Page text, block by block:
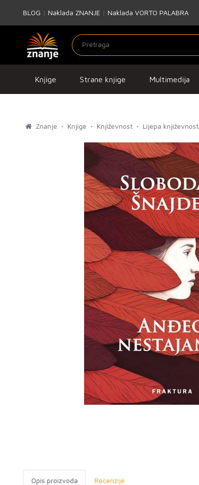
BLOG | Naklada ZNANJE | Naklada VORTO PALABRA
Knjige Strane knjige Multimedija
Znanje Knjige Književnost Lijepa književnost
Opis proizvoda Recenzije